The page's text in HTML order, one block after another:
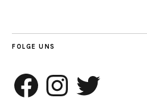
FOLGE UNS
Facebook InstagramTwitter